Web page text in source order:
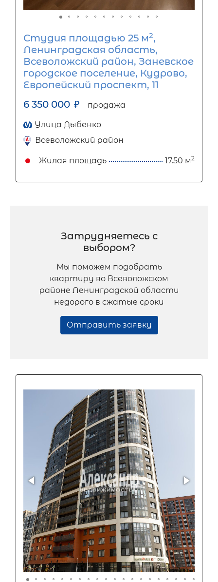
Студия площадью 25 м2,
Ленинградская область,
Всеволожский район, Заневское
городское поселение, Кудрово,
Европейский проспект, 11
6 350 000 ₽ продажа
Улица Дыбенко
Всеволожский район
Жилая площадь 17.50 м2
Затрудняетесь с
выбором?
Мы поможем подобрать
квартиру во Всеволожском
районе Ленинградской области
недорого в сжатые сроки
Отправить заявку